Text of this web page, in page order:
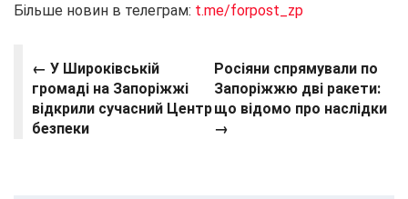
Більше новин в телеграм: t.me/forpost_zp
← У Широківській
громаді на Запоріжжі
відкрили сучасний Центр
безпеки
Росіяни спрямували по
Запоріжжю дві ракети:
що відомо про наслідки
→